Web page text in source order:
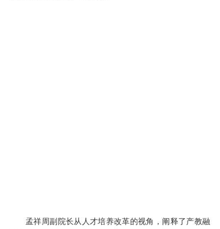
孟祥周副院长从人才培养改革的视角，阐释了产教融